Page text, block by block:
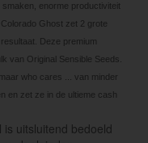
enorme productiviteit
Ghost zet 2 grote
Deze premium
van Original Sensible Seeds.
who cares ... van minder
en zet ze in de ultieme cash
uitsluitend bedoeld